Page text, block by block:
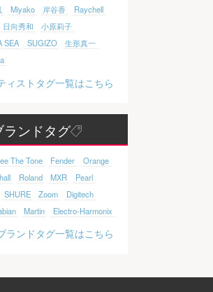
Miyako 岸谷香
Raychell
日向秀和
小原莉子
SEA SUGIZO
生形真一
ィストタグ一覧はこちら
ンドタグ
The Tone Fender
Orange
Roland MXR
Pearl
SHURE Zoom
Digitech
Martin Electro-Harmonix
ランドタグ一覧はこちら